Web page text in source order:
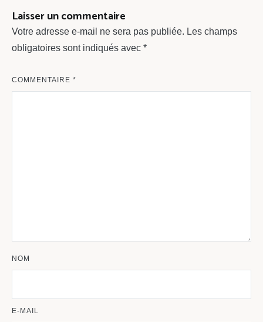
Laisser un commentaire
Votre adresse e-mail ne sera pas publiée. Les champs
obligatoires sont indiqués avec *
COMMENTAIRE *
NOM
E-MAIL